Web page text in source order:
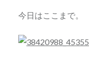
今日はここまで。